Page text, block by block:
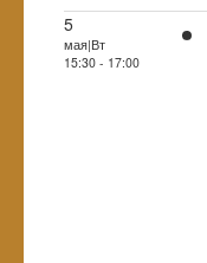
5
мая|Вт
15:30 - 17:00